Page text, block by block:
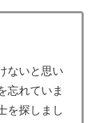
ないと思い
忘れていま
を探しまし